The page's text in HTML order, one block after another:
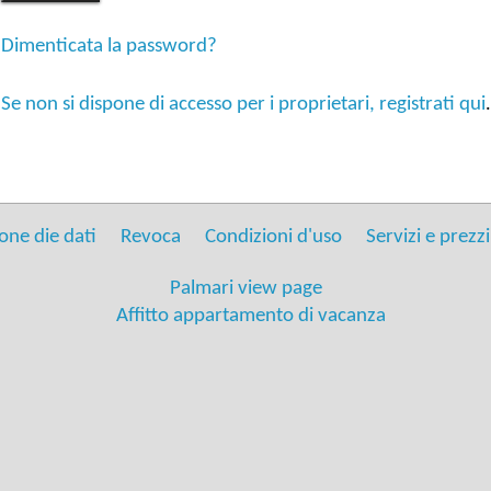
Dimenticata la password?
Se non si dispone di accesso per i proprietari, registrati qui.
die dati Revoca Condizioni d'uso Servizi e prezzi
Palmari view page
Affitto appartamento di vacanza